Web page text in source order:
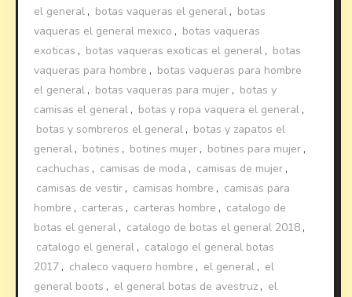
el general , botas vaqueras el general , botas
vaqueras el general mexico , botas vaqueras
exoticas , botas vaqueras exoticas el general , botas
vaqueras para hombre , botas vaqueras para hombre
el general , botas vaqueras para mujer , botas y
camisas el general , botas y ropa vaquera el general ,
botas y sombreros el general , botas y zapatos el
general , botines , botines mujer , botines para mujer ,
cachuchas , camisas de moda , camisas de mujer ,
camisas de vestir , camisas hombre , camisas para
hombre , carteras , carteras hombre , catalogo de
botas el general , catalogo de botas el general 2018 ,
catalogo el general , catalogo el general botas
2017 , chaleco vaquero hombre , el general , el
general boots , el general botas de avestruz , el